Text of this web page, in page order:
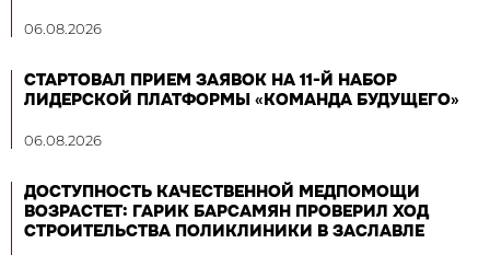
06.08.2026
СТАРТОВАЛ ПРИЕМ ЗАЯВОК НА 11-Й НАБОР
ЛИДЕРСКОЙ ПЛАТФОРМЫ «КОМАНДА БУДУЩЕГО»
06.08.2026
ДОСТУПНОСТЬ КАЧЕСТВЕННОЙ МЕДПОМОЩИ
ВОЗРАСТЕТ: ГАРИК БАРСАМЯН ПРОВЕРИЛ ХОД
СТРОИТЕЛЬСТВА ПОЛИКЛИНИКИ В ЗАСЛАВЛЕ